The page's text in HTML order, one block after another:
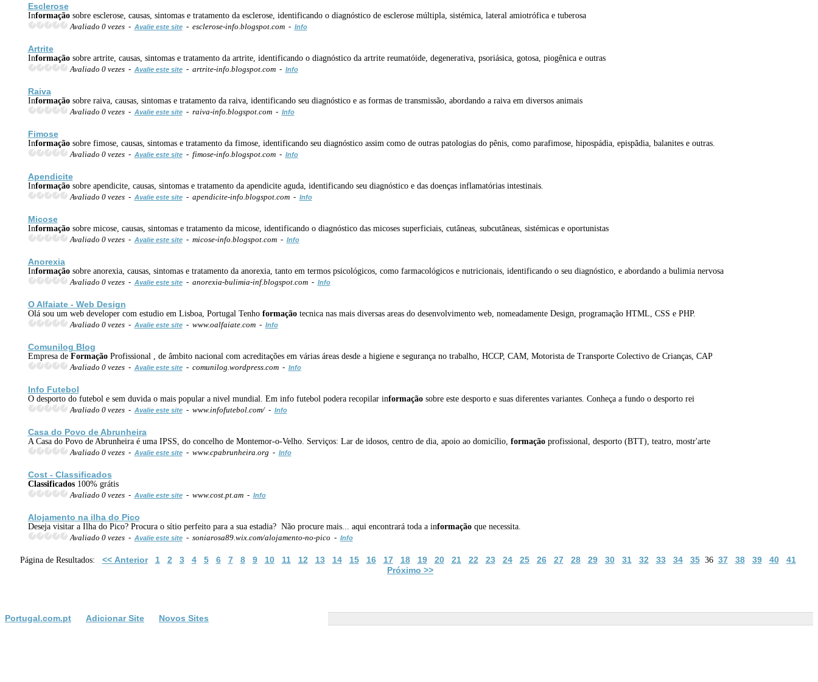
Esclerose
Informaçãosobre esclerose, causas, sintomas e tratamento da esclerose, identificando o diagnóstico de esclerose múltipla, sistémica, lateral amiotrófica e tuberosa
Avaliado 0 vezes - Avalie este site- esclerose-info.blogspot.com - Info
Artrite
Informaçãosobre artrite, causas, sintomas e tratamento da artrite, identificando o diagnóstico da artrite reumatóide, degenerativa, psoriásica, gotosa, piogênica e outras
Avaliado 0 vezes - Avalie este site- artrite-info.blogspot.com - Info
Raiva
Informaçãosobre raiva, causas, sintomas e tratamento da raiva, identificando seu diagnóstico e as formas de transmissão, abordando a raiva em diversos animais
Avaliado 0 vezes - Avalie este site- raiva-info.blogspot.com - Info
Fimose
Informaçãosobre fimose, causas, sintomas e tratamento da fimose, identificando seu diagnóstico assim como de outras patologias do pênis, como parafimose, hipospádia, epispãdia, balanites e outras.
Avaliado 0 vezes - Avalie este site- fimose-info.blogspot.com - Info
Apendicite
Informaçãosobre apendicite, causas, sintomas e tratamento da apendicite aguda, identificando seu diagnóstico e das doenças inflamatórias intestinais.
Avaliado 0 vezes - Avalie este site- apendicite-info.blogspot.com - Info
Micose
Informaçãosobre micose, causas, sintomas e tratamento da micose, identificando o diagnóstico das micoses superficiais, cutâneas, subcutâneas, sistémicas e oportunistas
Avaliado 0 vezes - Avalie este site- micose-info.blogspot.com - Info
Anorexia
Informaçãosobre anorexia, causas, sintomas e tratamento da anorexia, tanto em termos psicológicos, como farmacológicos e nutricionais, identificando o seu diagnóstico, e abordando a bulimia nervosa
Avaliado 0 vezes - Avalie este site- anorexia-bulimia-inf.blogspot.com - Info
O Alfaiate - Web Design
Olá sou um web developer com estudio em Lisboa, Portugal Tenho formaçãotecnica nas mais diversas areas do desenvolvimento web, nomeadamente Design, programação HTML, CSS e PHP.
Avaliado 0 vezes - Avalie este site- www.oalfaiate.com - Info
Comunilog Blog
Empresa de FormaçãoProfissional , de âmbito nacional com acreditações em várias áreas desde a higiene e segurança no trabalho, HCCP, CAM, Motorista de Transporte Colectivo de Crianças, CAP
Avaliado 0 vezes - Avalie este site- comunilog.wordpress.com - Info
Info Futebol
O desporto do futebol e sem duvida o mais popular a nivel mundial. Em info futebol podera recopilar informaçãosobre este desporto e suas diferentes variantes. Conheça a fundo o desporto rei
Avaliado 0 vezes - Avalie este site- www.infofutebol.com/ - Info
Casa do Povo de Abrunheira
A Casa do Povo de Abrunheira é uma IPSS, do concelho de Montemor-o-Velho. Serviços: Lar de idosos, centro de dia, apoio ao domicílio, formaçãoprofissional, desporto (BTT), teatro, mostr'arte
Avaliado 0 vezes - Avalie este site- www.cpabrunheira.org - Info
Cost - Classificados
Classificados100% grátis
Avaliado 0 vezes - Avalie este site- www.cost.pt.am - Info
Alojamento na ilha do Pico
Deseja visitar a Ilha do Pico? Procura o sítio perfeito para a sua estadia? Não procure mais... aqui encontrará toda a informaçãoque necessita.
Avaliado 0 vezes - Avalie este site- soniarosa89.wix.com/alojamento-no-pico - Info
Página de Resultados: << Anterior 1 2 3 4 5 6 7 8 9 10 11 12 13 14 15 16 17 18 19 20 21 22 23 24 25 26 27 28 29 30 31 32 33 34 3536 37 38 39 40
41
Próximo >>
Portugal.com.pt Adicionar Site Novos Sites